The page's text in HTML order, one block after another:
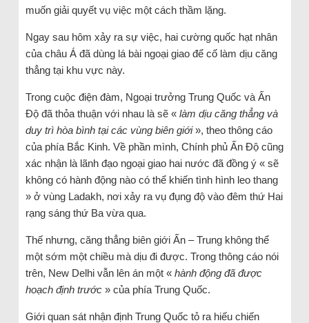
muốn giải quyết vụ việc một cách thầm lặng.
Ngay sau hôm xảy ra sự việc, hai cường quốc hạt nhân
của châu Á đã dùng lá bài ngoại giao để cố làm dịu căng
thẳng tại khu vực này.
Trong cuộc điện đàm, Ngoại trưởng Trung Quốc và Ấn
Độ đã thỏa thuận với nhau là sẽ « làm dịu căng thẳng và
duy trì hòa bình tại các vùng biên giới», theo thông cáo
của phía Bắc Kinh. Về phần mình, Chính phủ Ấn Độ cũng
xác nhận là lãnh đạo ngoại giao hai nước đã đồng ý « sẽ
không có hành động nào có thể khiến tình hình leo thang
» ở vùng Ladakh, nơi xảy ra vụ đụng độ vào đêm thứ Hai
rạng sáng thứ Ba vừa qua.
Thế nhưng, căng thẳng biên giới Ấn – Trung không thể
một sớm một chiều mà dịu đi được. Trong thông cáo nói
trên, New Delhi vẫn lên án một « hành động đã được
hoạch định trước» của phía Trung Quốc.
Giới quan sát nhận định Trung Quốc tỏ ra hiếu chiến